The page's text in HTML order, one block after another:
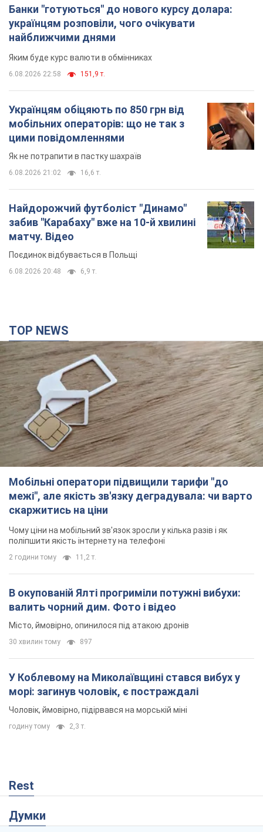
Банки "готуються" до нового курсу долара:
українцям розповіли, чого очікувати
найближчими днями
Яким буде курс валюти в обмінниках
6.08.2026 22:58 151,9 т.
Українцям обіцяють по 850 грн від
мобільних операторів: що не так з
цими повідомленнями
Як не потрапити в пастку шахраїв
6.08.2026 21:02 16,6 т.
Найдорожчий футболіст "Динамо"
забив "Карабаху" вже на 10-й хвилині
матчу. Відео
Поєдинок відбувається в Польщі
6.08.2026 20:48 6,9 т.
TOP NEWS
Мобільні оператори підвищили тарифи "до
межі", але якість зв'язку деградувала: чи варто
скаржитись на ціни
Чому ціни на мобільний зв'язок зросли у кілька разів і як
поліпшити якість інтернету на телефоні
2 години тому 11,2 т.
В окупованій Ялті прогриміли потужні вибухи:
валить чорний дим. Фото і відео
Місто, ймовірно, опинилося під атакою дронів
30 хвилин тому 897
У Коблевому на Миколаївщині стався вибух у
морі: загинув чоловік, є постраждалі
Чоловік, ймовірно, підірвався на морській міні
годину тому 2,3 т.
Rest
Думки